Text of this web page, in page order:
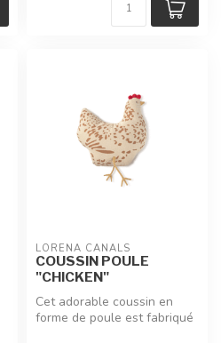
LORENA CANALS
COUSSIN POULE
"CHICKEN"
Cet adorable coussin en
forme de poule est fabriqué